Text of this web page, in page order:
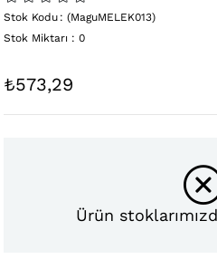
(MaguMELEK013)
Stok Kodu
Stok Miktarı : 0
₺573,29
Ürün